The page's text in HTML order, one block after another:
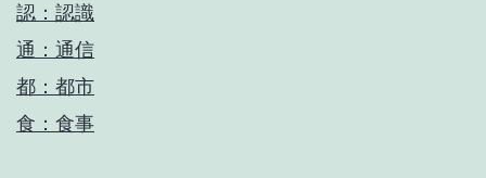
認：認識
通：通信
都：都市
食：食事